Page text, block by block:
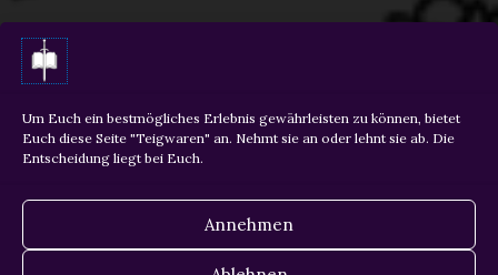
Um Euch ein bestmögliches Erlebnis gewährleisten zu können, bietet
Euch diese Seite "Teigwaren" an. Nehmt sie an oder lehnt sie ab. Die
Entscheidung liegt bei Euch.
Annehmen
ZURÜCK